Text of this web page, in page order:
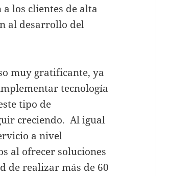
los clientes de alta
al desarrollo del
muy gratificante, ya
tecnología
tipo de
creciendo. Al igual
a nivel
al ofrecer soluciones
de realizar más de 60